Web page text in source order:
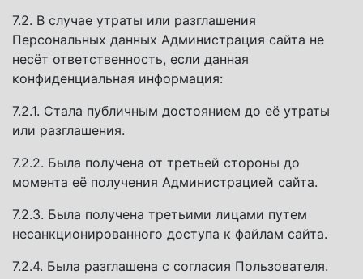
7.2. В случае утраты или разглашения
Персональных данных Администрация сайта не
несёт ответственность, если данная
конфиденциальная информация:
7.2.1. Стала публичным достоянием до её утраты
или разглашения.
7.2.2. Была получена от третьей стороны до
момента её получения Администрацией сайта.
7.2.3. Была получена третьими лицами путем
несанкционированного доступа к файлам сайта.
7.2.4. Была разглашена с согласия Пользователя.